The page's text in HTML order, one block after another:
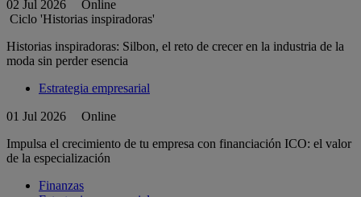
02 Jul 2026
Online
Ciclo 'Historias inspiradoras'
Historias inspiradoras: Silbon, el reto de crecer en la industria de la
moda sin perder esencia
Estrategia empresarial
01 Jul 2026
Online
Impulsa el crecimiento de tu empresa con financiación ICO: el valor
de la especialización
Finanzas